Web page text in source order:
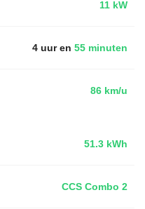
11 kW
4 uur en 55 minuten
86 km/u
51.3 kWh
CCS Combo 2